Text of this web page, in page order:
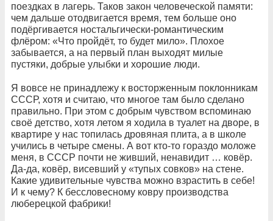
поездках в лагерь. Таков закон человеческой памяти:
чем дальше отодвигается время, тем больше оно
подёргивается ностальгически-романтическим
флёром: «Что пройдёт, то будет мило». Плохое
забывается, а на первый план выходят милые
пустяки, добрые улыбки и хорошие люди.
Я вовсе не принадлежу к восторженным поклонникам
СССР, хотя и считаю, что многое там было сделано
правильно. При этом с добрым чувством вспоминаю
своё детство, хотя летом я ходила в туалет на дворе, в
квартире у нас топилась дровяная плита, а в школе
учились в четыре смены. А вот кто-то гораздо моложе
меня, в СССР почти не живший, ненавидит … ковёр.
Да-да, ковёр, висевший у «тупых совков» на стене.
Какие удивительные чувства можно взрастить в себе!
И к чему? К бессловесному ковру производства
люберецкой фабрики!